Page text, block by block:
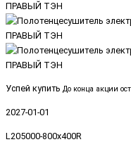
Успей купить До конца акции
2027-01-01
L205000-800x400R